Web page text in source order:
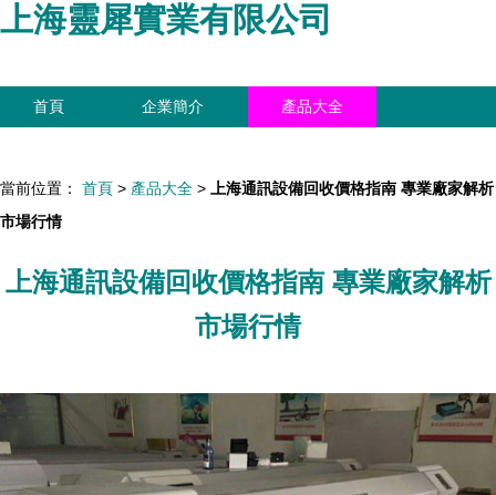
上海靈犀實業有限公司
首頁 企業簡介 產品大全
當前位置： 首頁 > 產品大全 >
上海通訊設備回收價格指南 專業廠家解析
市場行情
上海通訊設備回收價格指南 專業廠家解析
市場行情